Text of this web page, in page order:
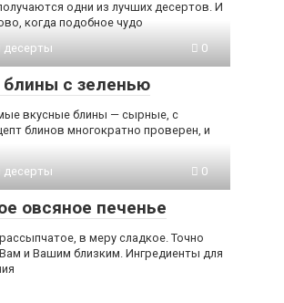
одни из лучших десертов. И
когда подобное чудо
десерты
0
с зеленью
вкусные блины — сырные, с
блинов многократно проверен, и
десерты
0
овсяное печенье
в меру сладкое. Точно
и Вашим близким. Ингредиенты для